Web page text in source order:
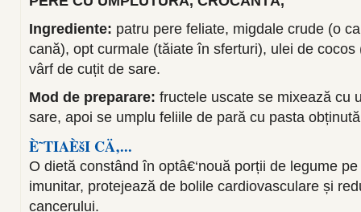
Ingrediente: patru pere feliate, migdale crude (o
cană), opt curmale (tăiate în sferturi), ulei de
vârf de cuțit de sare.
Mod de preparare: fructele uscate se mixează cu
sare, apoi se umplu feliile de pară cu pasta
È˜TIAÈšI CÄ‚...
O dietă constând în optâ€‘nouă porții de legume
imunitar, protejează de bolile cardiovasculare și
cancerului.